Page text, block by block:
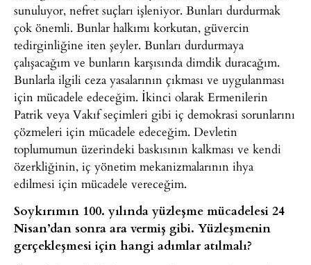
sunuluyor, nefret suçları işleniyor. Bunları durdurmak
çok önemli. Bunlar halkımı korkutan, güvercin
tedirginliğine iten şeyler. Bunları durdurmaya
çalışacağım ve bunların karşısında dimdik duracağım.
Bunlarla ilgili ceza yasalarının çıkması ve uygulanması
için mücadele edeceğim. İkinci olarak Ermenilerin
Patrik veya Vakıf seçimleri gibi iç demokrasi sorunlarını
çözmeleri için mücadele edeceğim. Devletin
toplumumun üzerindeki baskısının kalkması ve kendi
özerkliğinin, iç yönetim mekanizmalarının ihya
edilmesi için mücadele vereceğim.
Soykırımın 100. yılında yüzleşme mücadelesi 24
Nisan’dan sonra ara vermiş gibi. Yüzleşmenin
gerçekleşmesi için hangi adımlar atılmalı?